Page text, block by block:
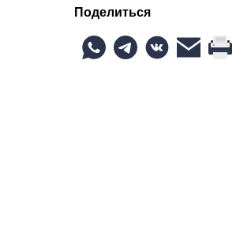
Поделиться